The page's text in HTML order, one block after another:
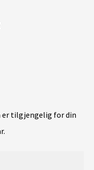
er tilgjengelig for din